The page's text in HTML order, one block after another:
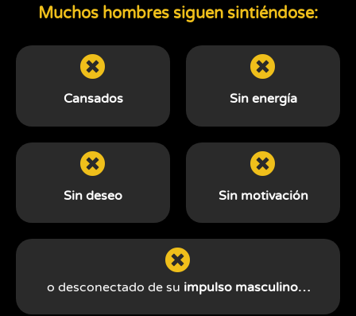
Muchos hombres siguen sintiéndose:
Cansados Sin energía
Sin deseo Sin motivación
o desconectado de su impulso masculino…